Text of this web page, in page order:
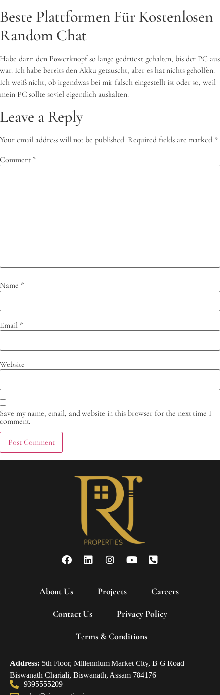
Beste Plattformen Für Kostenlosen
Random Chat
Habe dann den Powerknopf so lange gedrückt gehalten, bis der PC aus
war. Ich habe bereits den Akku getauscht, aber es hat nichts geholfen.
Ich weiß nicht, ob irgendwas bei mir falsch eingestellt ist oder so, weil
mein PC sollte soviel eigentlich aushalten.
Leave a Reply
Your email address will not be published. Required fields are marked *
Comment *
Name *
Email *
Website
Save my name, email, and website in this browser for the next time I
comment.
About Us Projects Careers
Contact Us Privacy Policy
Terms & Conditions
Address: 5th Floor, Millennium Market City, B G Road
Biswanath Chariali, Biswanath, Assam 784176
9395555209